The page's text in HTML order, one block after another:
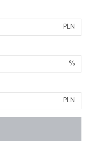
PLN
%
PLN